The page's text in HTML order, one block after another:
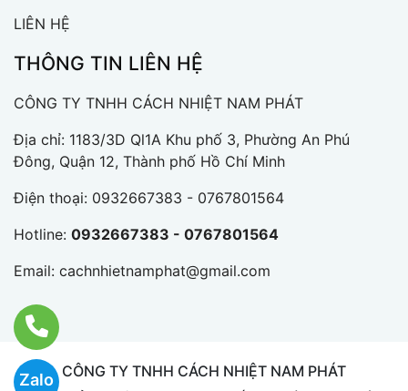
Zalo
LIÊN HỆ
THÔNG TIN LIÊN HỆ
CÔNG TY TNHH CÁCH NHIỆT NAM PHÁT
Địa chỉ: 1183/3D Ql1A Khu phố 3, Phường An Phú
Đông, Quận 12, Thành phố Hồ Chí Minh
Điện thoại: 0932667383 - 0767801564
Hotline: 0932667383 - 0767801564
Email: cachnhietnamphat@gmail.com
CÔNG TY TNHH CÁCH NHIỆT NAM PHÁT